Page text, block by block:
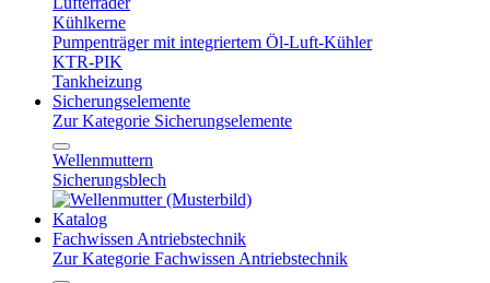
Kühlkerne
Pumpenträger mit integriertem Öl-Luft-Kühler
KTR-PIK
Tankheizung
Sicherungselemente
Zur Kategorie Sicherungselemente
Wellenmuttern
Sicherungsblech
Katalog
Fachwissen Antriebstechnik
Zur Kategorie Fachwissen Antriebstechnik